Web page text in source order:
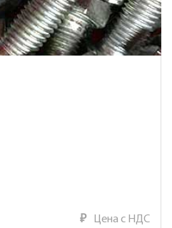
₽ Цена с НДС